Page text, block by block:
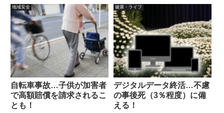
種類あります。健康被害の発生
は、これまでのところ無いとのこ
とです。問い合わせ専用窓口：
0120-659-337
きすぎて、その分をクレームに乗
せてしまっている。イライラして
いて、普段気にしないようなこと
でもカチンを来た。
地域安全
自転車事故…子供が加害者
で高額賠償を請求されるこ
とも！
健康・ライフ
デジタルデータ終活…不慮
の事後死（3％程度）に備
える！